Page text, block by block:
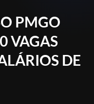
PMGO
VAGAS
DE